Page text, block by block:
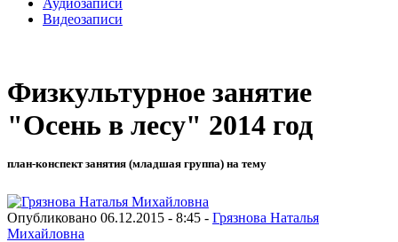
Видеозаписи
Физкультурное занятие
"Осень в лесу" 2014 год
план-конспект занятия (младшая группа) на тему
Опубликовано 06.12.2015 - 8:45 - Грязнова Наталья
Михайловна